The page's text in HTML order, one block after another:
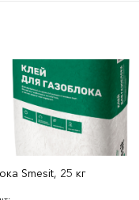
Smesit, 25 кг